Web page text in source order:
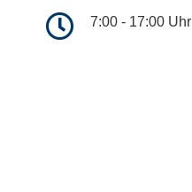
7:00 - 17:00 Uhr